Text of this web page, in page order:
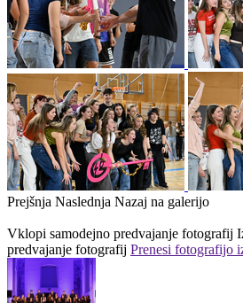
Prejšnja Naslednja Nazaj na galerijo
Vklopi samodejno predvajanje fotografij
predvajanje fotografij Prenesi fotografijo